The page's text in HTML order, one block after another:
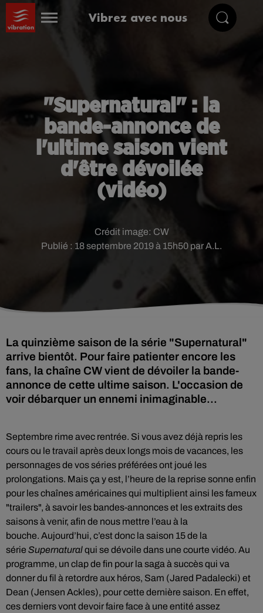
Vibrez avec nous
"Supernatural" : la
bande-annonce de
l'ultime saison vient
d'être dévoilée
(vidéo)
Publié : 18 septembre 2019 à 15h50 par A.L.
Crédit image: CW
La quinzième saison de la série "Supernatural"
arrive bientôt. Pour faire patienter encore les
fans, la chaîne CW vient de dévoiler la bande-
annonce de cette ultime saison. L'occasion de
voir débarquer un ennemi inimaginable...
Septembre rime avec rentrée. Si vous avez déjà repris les
cours ou le travail après deux longs mois de vacances, les
personnages de vos séries préférées ont joué les
prolongations. Mais ça y est, l’heure de la reprise sonne enfin
pour les chaînes américaines qui multiplient ainsi les fameux
"trailers", à savoir les bandes-annonceset les extraits des
saisons à venir, afin de nous mettre l’eau à la
bouche. Aujourd’hui, c’est donc la saison 15 de la
série Supernaturalqui se dévoile dans une courte vidéo. Au
programme, un clap de fin pour la saga à succès qui va
donner du fil à retordre aux héros, Sam (Jared Padalecki) et
Dean (Jensen Ackles), pour cette dernière saison. En effet,
ces derniers vont devoir faire face à une entité assez